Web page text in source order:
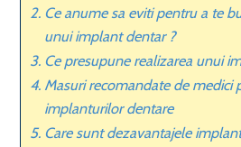
Ce anume sa eviti pentru a te
unui implant dentar ?
Ce presupune realizarea unui
Masuri recomandate de medici
implanturilor dentare
Care sunt dezavantajele